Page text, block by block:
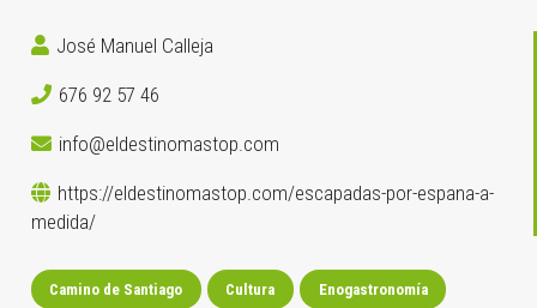
José Manuel Calleja
676 92 57 46
info@eldestinomastop.com
https://eldestinomastop.com/escapadas-por-espana-a-
medida/
Camino de Santiago Cultura Enogastronomía